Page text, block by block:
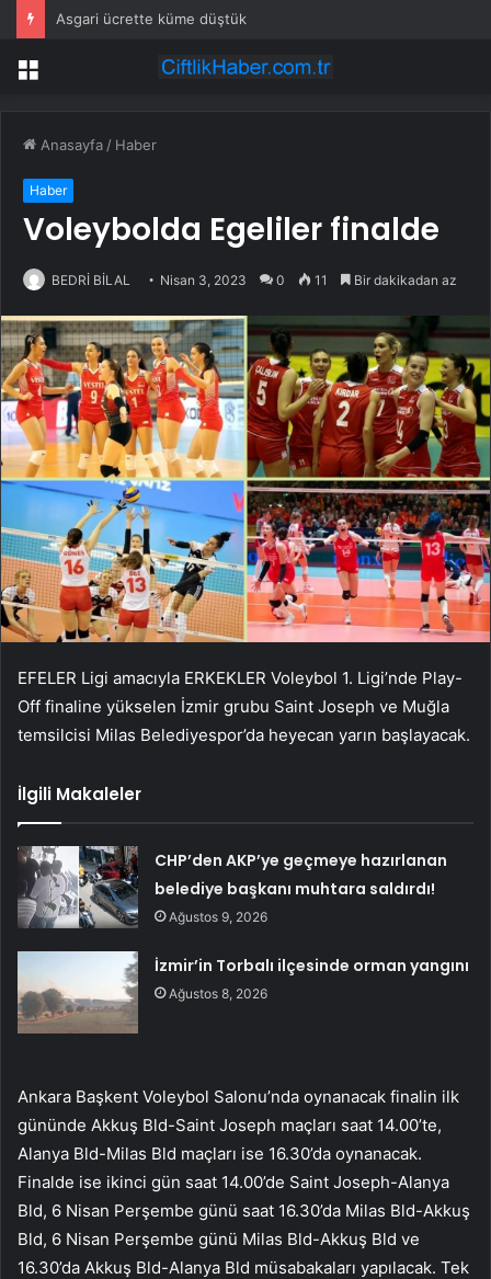
Asgari ücrette küme düştük
Menü
Anasayfa / Haber
Haber
Voleybolda Egeliler finalde
BEDRİ BİLAL Nisan 3, 2023 0 11 Bir dakikadan az
EFELER Ligi amacıyla ERKEKLER Voleybol 1. Ligi’nde Play-
Off finaline yükselen İzmir grubu Saint Joseph ve Muğla
temsilcisi Milas Belediyespor’da heyecan yarın başlayacak.
İlgili Makaleler
CHP’den AKP’ye geçmeye hazırlanan
belediye başkanı muhtara saldırdı!
Ağustos 9, 2026
İzmir’in Torbalı ilçesinde orman yangını
Ağustos 8, 2026
Ankara Başkent Voleybol Salonu’nda oynanacak finalin ilk
gününde Akkuş Bld-Saint Joseph maçları saat 14.00’te,
Alanya Bld-Milas Bld maçları ise 16.30’da oynanacak.
Finalde ise ikinci gün saat 14.00’de Saint Joseph-Alanya
Bld, 6 Nisan Perşembe günü saat 16.30’da Milas Bld-Akkuş
Bld, 6 Nisan Perşembe günü Milas Bld-Akkuş Bld ve
16.30’da Akkuş Bld-Alanya Bld müsabakaları yapılacak. Tek